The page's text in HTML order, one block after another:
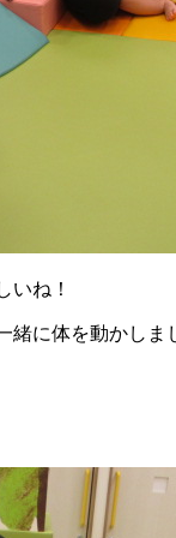
いね！
緒に体を動かしま